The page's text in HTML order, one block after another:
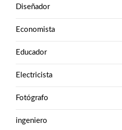
Diseñador
Economista
Educador
Electricista
Fotógrafo
ingeniero